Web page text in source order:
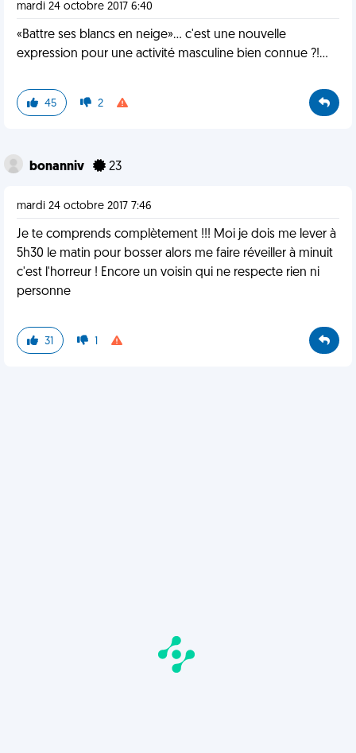
mardi 24 octobre 2017 6:40
«Battre ses blancs en neige»... c'est une nouvelle
expression pour une activité masculine bien connue ?!...
45 2
bonanniv 23
mardi 24 octobre 2017 7:46
Je te comprends complètement !!! Moi je dois me lever à
5h30 le matin pour bosser alors me faire réveiller à minuit
c'est l'horreur ! Encore un voisin qui ne respecte rien ni
personne
31 1